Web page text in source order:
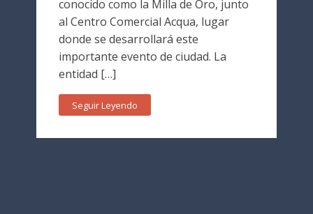
conocido como la Milla de Oro, junto
al Centro Comercial Acqua, lugar
donde se desarrollará este
importante evento de ciudad. La
entidad […]
Seguir Leyendo